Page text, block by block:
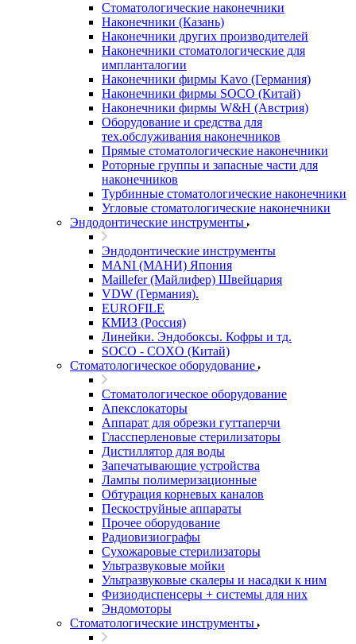
Стоматологические наконечники
Наконечники (Казань)
Наконечники других производителей
Наконечники стоматологические для
импланталогии
Наконечники фирмы Kavo (Германия)
Наконечники фирмы SOCO (Китай)
Наконечники фирмы W&H (Австрия)
Оборудование и средства для
тех.обслуживания наконечников
Прямые стоматологические наконечники
Роторные группы и запасные части для
наконечников
Турбинные стоматологические наконечники
Угловые стоматологические наконечники
Эндодонтические инструменты
Эндодонтические инструменты
MANI (МАНИ) Япония
Maillefer (Майлифер) Швейцария
VDW (Германия).
EUROFILE
КМИЗ (Россия)
Линейки. Эндобоксы. Кофры и тд.
SOCO - COXO (Китай)
Стоматологическое оборудование
Стоматологическое оборудование
Апекслокаторы
Аппарат для обрезки гуттаперчи
Глассперленовые стерилизаторы
Дистиллятор для воды
Запечатывающие устройства
Лампы полимеризационные
Обтурация корневых каналов
Пескоструйные аппараты
Прочее оборудование
Радиовизиографы
Сухожаровые стерилизаторы
Ультразвуковые мойки
Ультразвуковые скалеры и насадки к ним
Физиодиспенсеры + системы для них
Эндомоторы
Стоматологические инструменты